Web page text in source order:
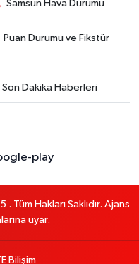
Samsun Hava Durumu
Puan Durumu ve Fikstür
Son Dakika Haberleri
Hakları Saklıdır. Ajans
uyar.
Bilişim